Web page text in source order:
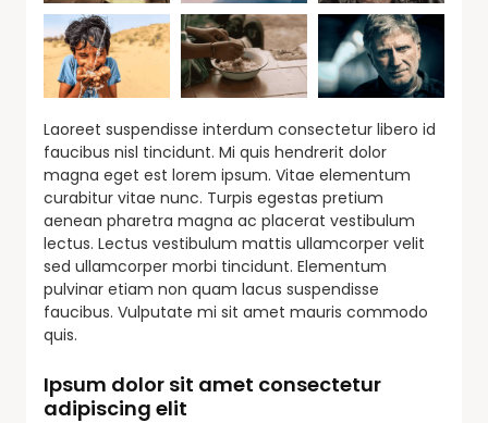
Laoreet suspendisse interdum consectetur libero id
faucibus nisl tincidunt. Mi quis hendrerit dolor
magna eget est lorem ipsum. Vitae elementum
curabitur vitae nunc. Turpis egestas pretium
aenean pharetra magna ac placerat vestibulum
lectus. Lectus vestibulum mattis ullamcorper velit
sed ullamcorper morbi tincidunt. Elementum
pulvinar etiam non quam lacus suspendisse
faucibus. Vulputate mi sit amet mauris commodo
quis.
Ipsum dolor sit amet consectetur
adipiscing elit